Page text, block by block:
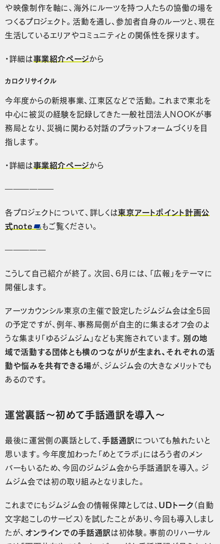
や映像制作を軸に、海外にルーツを持つ人たちの協働の場を
つくるプロジェクト。活動を通し、参加者自身のルーツと、現在
生活しているエリアやコミュニティとの関係性を探ります。
・詳細は事業紹介ページから
カロクリサイクル
今年度からの新規事業、江東区などで活動。これまで東北を
中心に被災の経験を記録してきた一般社団法人NOOKが事
務局となり、災禍に関わる対話のプラットフォームづくりを目
指します。
・詳細は事業紹介ページから
――――――
各プロジェクトについて、詳しくは東京アートポイント計画公
式note
もご覧ください。
―――――
こうして自己紹介が終了。次回、6月には、「広報」をテーマに
開催します。
アーツカウンシル東京の主催で設定したジムジム会は全5回
の予定ですが、例年、事務局側が自主的に集まるオフ会のよ
うな集まり「ゆるジムジム」なども実施されています。 別の地
域で活動する団体とも横のつながりが生まれ、それぞれの活
動や悩みを共有できる場が、ジムジム会の大きなメリットでも
あるのです。
運営裏話〜初めて手話通訳を導入〜
最後に運営側の裏話として、手話通訳についても触れたいと
思います。今年度加わった「めとてラボ」にはろう者のメン
バーもいるため、今回のジムジム会から手話通訳を導入。ジ
ムジム会では初の取り組みとなりました。
これまでにもジムジム会の情報保障としては、 UDトーク（自動
文字起こしのサービス）を試したことがあり、今回も導入しまし
たが、 オンラインでの手話通訳は初体験。事前のリハーサル